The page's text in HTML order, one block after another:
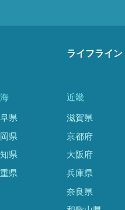
ライフライン
県
県
県
県
近畿
滋賀県
京都府
大阪府
兵庫県
奈良県